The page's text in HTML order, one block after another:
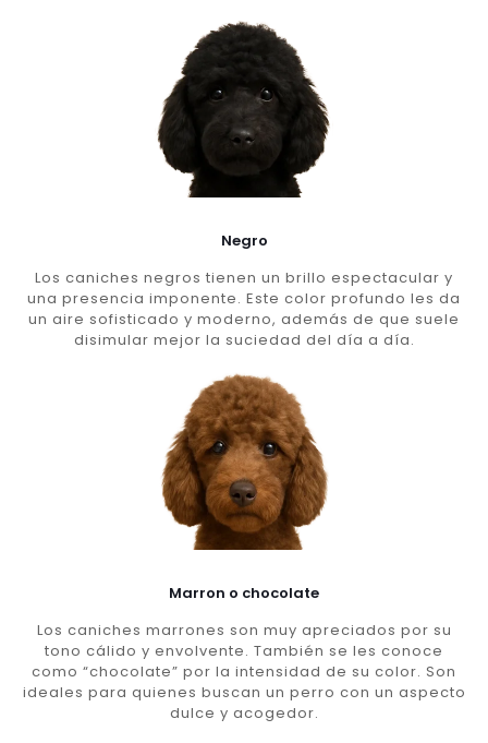
Negro
Los caniches negros tienen un brillo espectacular y
una presencia imponente. Este color profundo les da
un aire sofisticado y moderno, además de que suele
disimular mejor la suciedad del día a día.
Marron o chocolate
Los caniches marrones son muy apreciados por su
tono cálido y envolvente. También se les conoce
como “chocolate” por la intensidad de su color. Son
ideales para quienes buscan un perro con un aspecto
dulce y acogedor.